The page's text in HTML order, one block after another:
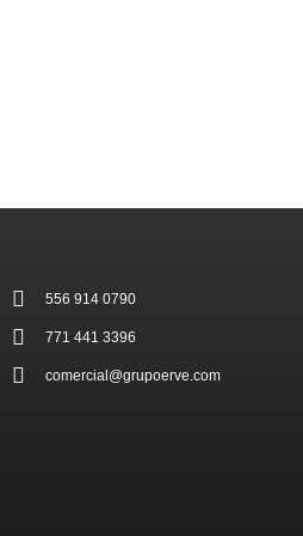
556 914 0790
771 441 3396
comercial@grupoerve.com